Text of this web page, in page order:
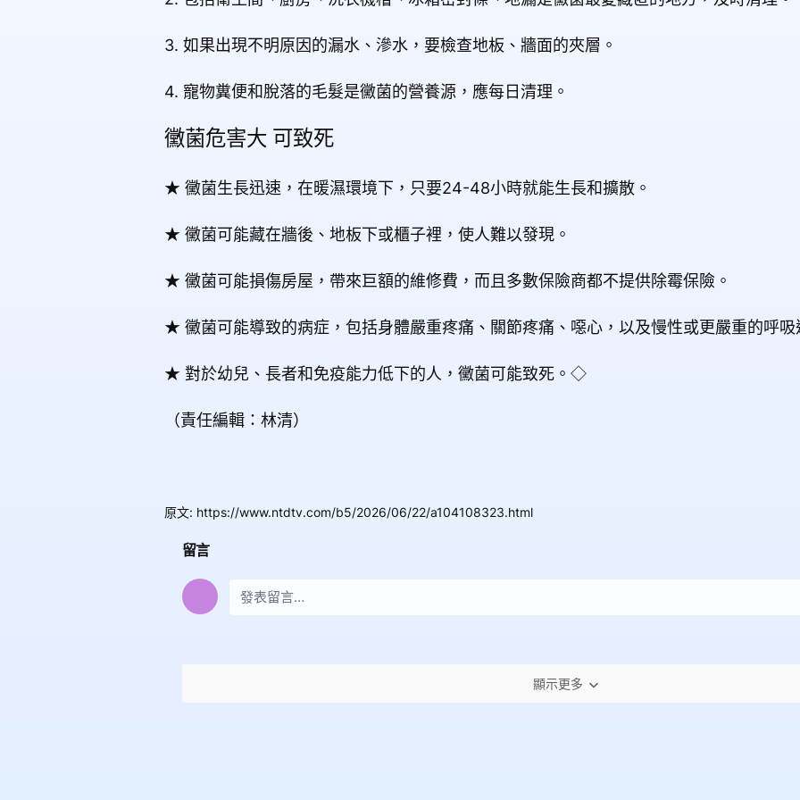
3. 如果出現不明原因的漏水、滲水，要檢查地板、牆面的夾層。
4. 寵物糞便和脫落的毛髮是黴菌的營養源，應每日清理。
黴菌危害大 可致死
★ 黴菌生長迅速，在暖濕環境下，只要24-48小時就能生長和擴散。
★ 黴菌可能藏在牆後、地板下或櫃子裡，使人難以發現。
★ 黴菌可能損傷房屋，帶來巨額的維修費，而且多數保險商都不提供除霉保險。
★ 黴菌可能導致的病症，包括身體嚴重疼痛、關節疼痛、噁心，以及慢性或更嚴重的呼吸
★ 對於幼兒、長者和免疫能力低下的人，黴菌可能致死。◇
（責任編輯：林清）
原文: https://www.ntdtv.com/b5/2026/06/22/a104108323.html
留言
顯示更多